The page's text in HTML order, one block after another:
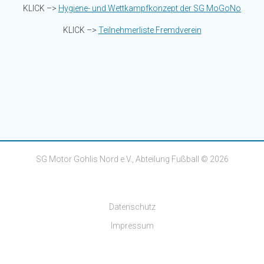
KLICK –> Hygiene- und Wettkampfkonzept der SG MoGoNo
KLICK –> Teilnehmerliste Fremdverein
SG Motor Gohlis Nord e.V., Abteilung Fußball © 2026
Datenschutz
Impressum